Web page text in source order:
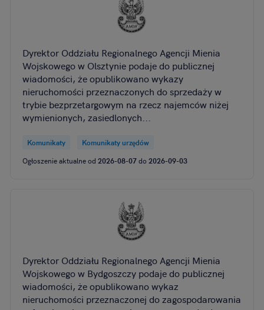
Dyrektor Oddziału Regionalnego Agencji Mienia
Wojskowego w Olsztynie podaje do publicznej
wiadomości, że opublikowano wykazy
nieruchomości przeznaczonych do sprzedaży w
trybie bezprzetargowym na rzecz najemców niżej
wymienionych, zasiedlonych...
Komunikaty
Komunikaty urzędów
Ogłoszenie aktualne od 2026-08-07do 2026-09-03
Dyrektor Oddziału Regionalnego Agencji Mienia
Wojskowego w Bydgoszczy podaje do publicznej
wiadomości, że opublikowano wykaz
nieruchomości przeznaczonej do zagospodarowania